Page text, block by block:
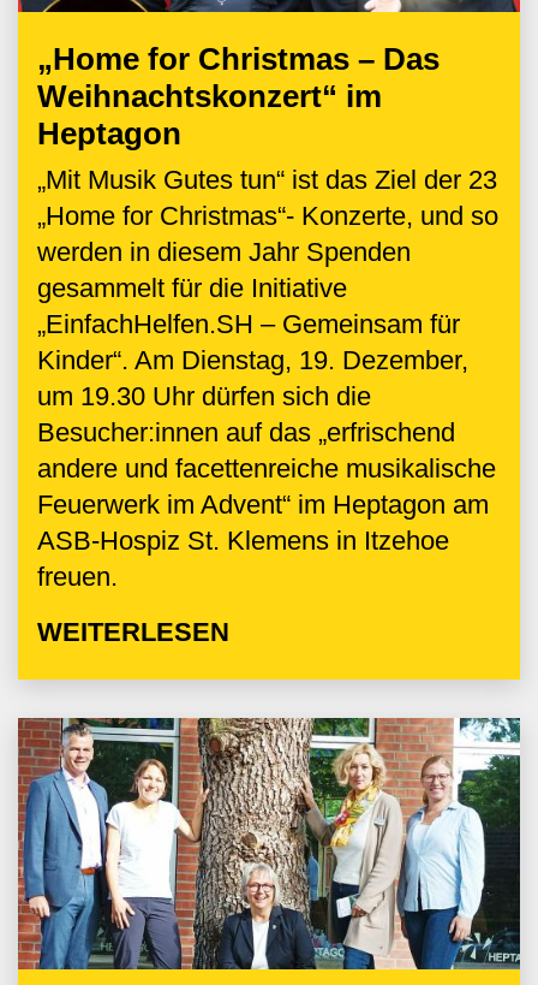
„Home for Christmas – Das
Weihnachtskonzert“ im
Heptagon
„Mit Musik Gutes tun“ ist das Ziel der 23
„Home for Christmas“- Konzerte, und so
werden in diesem Jahr Spenden
gesammelt für die Initiative
„EinfachHelfen.SH – Gemeinsam für
Kinder“. Am Dienstag, 19. Dezember,
um 19.30 Uhr dürfen sich die
Besucher:innen auf das „erfrischend
andere und facettenreiche musikalische
Feuerwerk im Advent“ im Heptagon am
ASB-Hospiz St. Klemens in Itzehoe
freuen.
WEITERLESEN